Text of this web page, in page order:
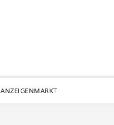
ANZEIGENMARKT